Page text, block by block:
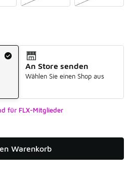
An Store senden
Wählen Sie einen Shop aus
für FLX-Mitglieder
Warenkorb